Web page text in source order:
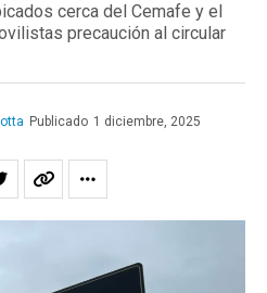
cerca del Cemafe y el
precaución al circular
Publicado 1 diciembre, 2025